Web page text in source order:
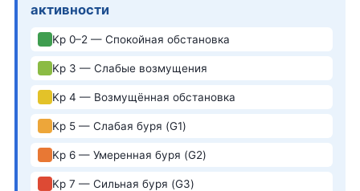
активности
Kp 0–2 — Спокойная обстановка
Kp 3 — Слабые возмущения
Kp 4 — Возмущённая обстановка
Kp 5 — Слабая буря (G1)
Kp 6 — Умеренная буря (G2)
Kp 7 — Сильная буря (G3)